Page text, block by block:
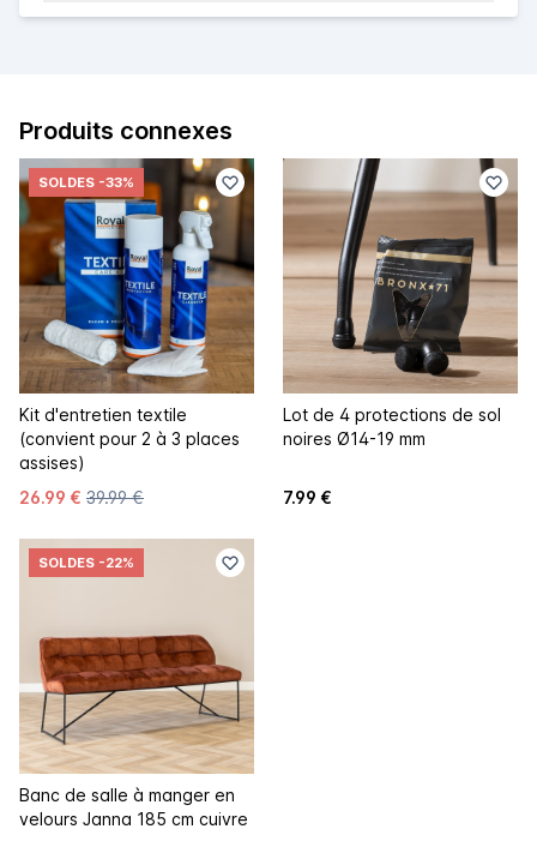
Produits connexes
SOLDES -33%
Kit d'entretien textile
(convient pour 2 à 3 places
assises)
26.99 € 39.99 €
Lot de 4 protections de sol
noires Ø14-19 mm
7.99 €
SOLDES -22%
Banc de salle à manger en
velours Janna 185 cm cuivre